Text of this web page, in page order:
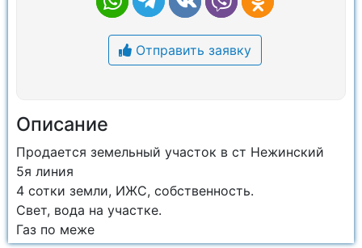
Отправить заявку
Описание
Продается земельный участок в ст Нежинский
5я линия
4 сотки земли, ИЖС, собственность.
Свет, вода на участке.
Газ по меже